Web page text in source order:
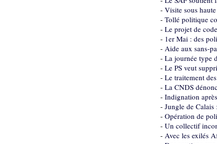
- Visite sous
- Tollé politique
- Le projet de
- 1er Mai : des
- Aide aux sans-
- La journée type
- Le PS veut
- Le traitement
- La CNDS
- Indignation
- Jungle de
- Opération de
- Un collectif
- Avec les exilés